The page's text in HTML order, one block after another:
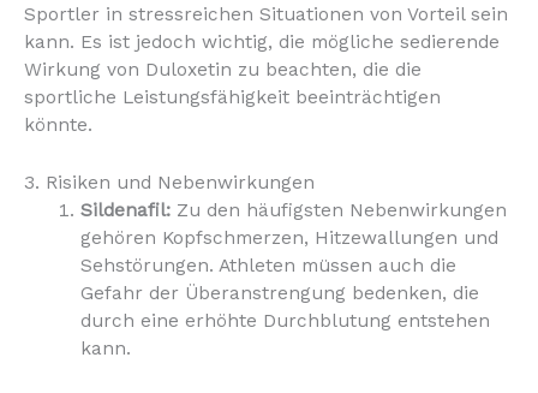
Sportler in stressreichen Situationen von Vorteil sein
kann. Es ist jedoch wichtig, die mögliche sedierende
Wirkung von Duloxetin zu beachten, die die
sportliche Leistungsfähigkeit beeinträchtigen
könnte.
3. Risiken und Nebenwirkungen
Sildenafil:Zu den häufigsten Nebenwirkungen
gehören Kopfschmerzen, Hitzewallungen und
Sehstörungen. Athleten müssen auch die
Gefahr der Überanstrengung bedenken, die
durch eine erhöhte Durchblutung entstehen
kann.